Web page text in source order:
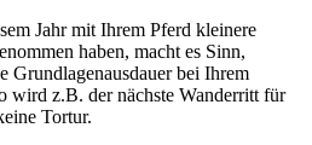
Jahr mit Ihrem Pferd kleinere
haben, macht es Sinn,
Grundlagenausdauer bei Ihrem
wird z.B. der nächste Wanderritt für
Tortur.